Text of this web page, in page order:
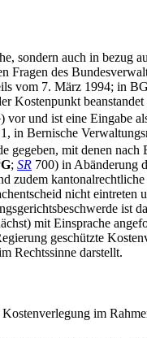
sondern auch in bezug
Fragen des
vom 7. März 1994; in
Kostenpunkt
) vor und ist eine Eingabe
in Bernische
gegeben, mit denen
; SR 700) in Abänderung
zudem
nicht eintreten
ist
mit Einsprache
geschützte
Rechtssinne darstellt.
im